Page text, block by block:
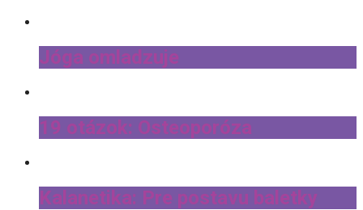
Jóga omladzuje
19 otázok: Osteoporóza
Kalanetika: Pre postavu baletky